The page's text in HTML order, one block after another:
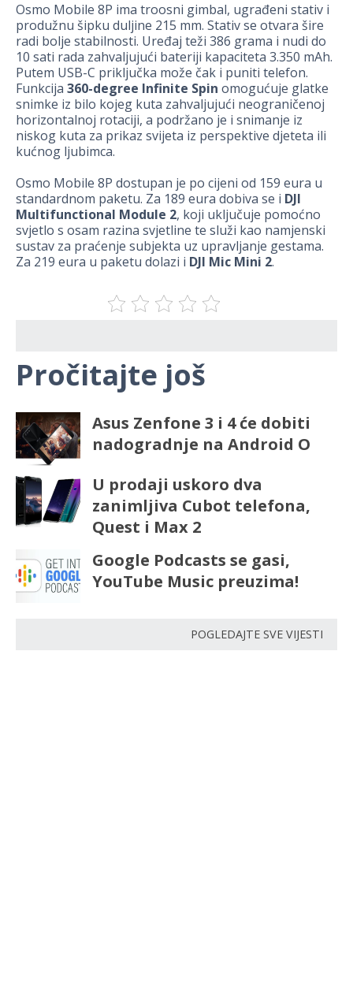
Osmo Mobile 8P ima troosni gimbal, ugrađeni stativ i
produžnu šipku duljine 215 mm. Stativ se otvara šire
radi bolje stabilnosti. Uređaj teži 386 grama i nudi do
10 sati rada zahvaljujući bateriji kapaciteta 3.350 mAh.
Putem USB-C priključka može čak i puniti telefon.
Funkcija 360-degree Infinite Spin omogućuje glatke
snimke iz bilo kojeg kuta zahvaljujući neograničenoj
horizontalnoj rotaciji, a podržano je i snimanje iz
niskog kuta za prikaz svijeta iz perspektive djeteta ili
kućnog ljubimca.
Osmo Mobile 8P dostupan je po cijeni od 159 eura u
standardnom paketu. Za 189 eura dobiva se i DJI
Multifunctional Module 2, koji uključuje pomoćno
svjetlo s osam razina svjetline te služi kao namjenski
sustav za praćenje subjekta uz upravljanje gestama.
Za 219 eura u paketu dolazi i DJI Mic Mini 2.
Pročitajte još
Asus Zenfone 3 i 4 će dobiti
nadogradnje na Android O
U prodaji uskoro dva
zanimljiva Cubot telefona,
Quest i Max 2
Google Podcasts se gasi,
YouTube Music preuzima!
POGLEDAJTE SVE VIJESTI